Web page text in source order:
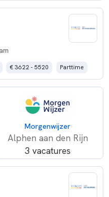
€ 3622 - 5520 Parttime
Morgenwijzer
Alphen aan den Rijn
3 vacatures